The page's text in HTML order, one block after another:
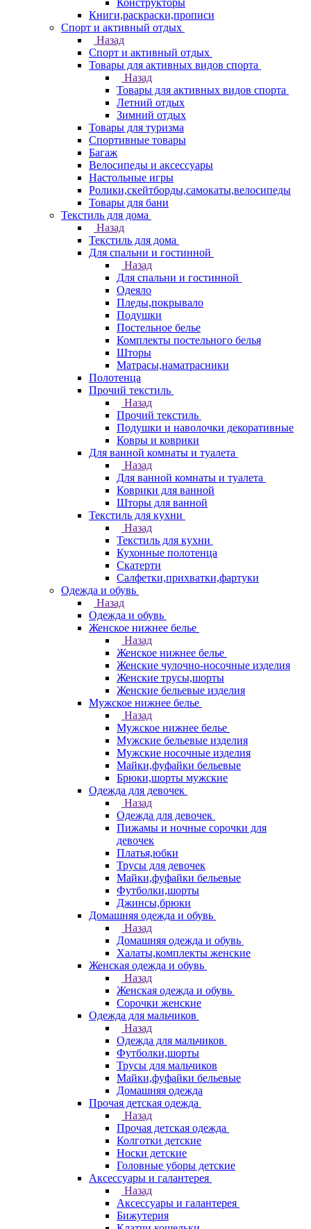
Конструкторы
Книги,раскраски,прописи
Спорт и активный отдых
Назад
Спорт и активный отдых
Товары для активных видов спорта
Назад
Товары для активных видов спорта
Летний отдых
Зимний отдых
Товары для туризма
Спортивные товары
Багаж
Велосипеды и аксессуары
Настольные игры
Ролики,скейтборды,самокаты,велосипеды
Товары для бани
Текстиль для дома
Назад
Текстиль для дома
Для спальни и гостинной
Назад
Для спальни и гостинной
Одеяло
Пледы,покрывало
Подушки
Постельное белье
Комплекты постельного белья
Шторы
Матрасы,наматрасники
Полотенца
Прочий текстиль
Назад
Прочий текстиль
Подушки и наволочки декоративные
Ковры и коврики
Для ванной комнаты и туалета
Назад
Для ванной комнаты и туалета
Коврики для ванной
Шторы для ванной
Текстиль для кухни
Назад
Текстиль для кухни
Кухонные полотенца
Скатерти
Салфетки,прихватки,фартуки
Одежда и обувь
Назад
Одежда и обувь
Женское нижнее белье
Назад
Женское нижнее белье
Женские чулочно-носочные изделия
Женские трусы,шорты
Женские бельевые изделия
Мужское нижнее белье
Назад
Мужское нижнее белье
Мужские бельевые изделия
Мужские носочные изделия
Майки,фуфайки бельевые
Брюки,шорты мужские
Одежда для девочек
Назад
Одежда для девочек
Пижамы и ночные сорочки для
девочек
Платья,юбки
Трусы для девочек
Майки,фуфайки бельевые
Футболки,шорты
Джинсы,брюки
Домашняя одежда и обувь
Назад
Домашняя одежда и обувь
Халаты,комплекты женские
Женская одежда и обувь
Назад
Женская одежда и обувь
Сорочки женские
Одежда для мальчиков
Назад
Одежда для мальчиков
Футболки,шорты
Трусы для мальчиков
Майки,фуфайки бельевые
Домашняя одежда
Прочая детская одежда
Назад
Прочая детская одежда
Колготки детские
Носки детские
Головные уборы детские
Аксессуары и галантерея
Назад
Аксессуары и галантерея
Бижутерия